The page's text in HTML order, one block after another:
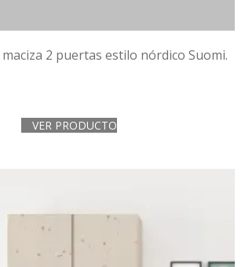
2 puertas estilo nórdico Suomi.
VER PRODUCTO